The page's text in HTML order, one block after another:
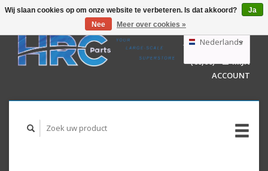
GBP
AUD
Nederlands
Deutsch
English
WINKELWAGEN
(€0,00)
MIJN
ACCOUNT
Wij slaan cookies op om onze website te verbeteren. Is dat akkoord?
Ja
Nee
Meer over cookies »